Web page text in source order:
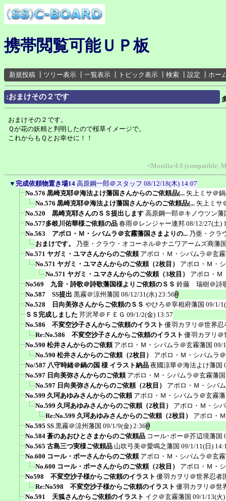
携帯閲覧可能ＵＰ板
新規投稿 ツリー表示 一覧表示 トピック表示 検索 設定 ホー
:おまけその２です
おまけその２です。
Ｑが花の妖精と判明したので桜草イメージで。
これからもＱとお幸せに！！
<Mozilla/4.0 (compatible;
▼ 完成依頼物置き場14 高原鋼一郎＠スタッフ 08/12/18(木) 14:07
No.576 黒崎克耶＠海法よけ藩国さんからのご依頼品(... 矢上ミサ＠
No.576 黒崎克耶＠海法よけ藩国さんからのご依頼品(... 矢上ミサ
No.520 黒崎克耶さんのＳＳ提出します 高原鋼一郎＠キノウツン藩
No.577多岐川佑華様ご依頼の品 春雨＠レンジャー連邦 08/12/27(土)
No.563 アポロ・Ｍ・シバムラ＠玄霧藩国さまよりの... 乃亜・クラ
おまけです。
乃亜・クラウ・オコーネル＠ナニワアームズ商藩
No.571 ヤガミ・ユマさんからのご依頼 アポロ・Ｍ・シバムラ＠玄
No.571 ヤガミ・ユマさんからのご依頼（2枚目）
アポロ・Ｍ・
No.571 ヤガミ・ユマさんからのご依頼（3枚目）
アポロ・Ｍ
No569 九音・詩歌＠詩歌藩国様よりご依頼のＳＳ 鈴藤 瑞樹＠詩
No.587 SS提出 黒霧＠涼州藩国 08/12/31(水) 23:56
No.528 日向美弥さんからご依頼のＳＳ やひろ＠宰相府藩国 09/1/
ＳＳ完成しました 芹沢琴＠ＦＥＧ 09/1/2(金) 13:57
No.586 不変空沙子さんからご依頼のイラスト 優羽カヲリ＠世界忍
Re:No.586 不変空沙子さんからご依頼のイラスト 優羽カヲリ＠
No.590 松井さんからのご依頼 アポロ・Ｍ・シバムラ＠玄霧藩国 09/
No.590 松井さんからのご依頼（2枚目）
アポロ・Ｍ・シバムラ
No/587 八守時緒＠鍋の国 様 イラスト納品 夜國涼華＠海法よけ藩国
No.597 日向美弥さんからのご依頼 アポロ・Ｍ・シバムラ＠玄霧藩国
No.597 日向美弥さんからのご依頼（2枚目）
アポロ・Ｍ・シバ
No.599 久珂あゆみさんからのご依頼 アポロ・Ｍ・シバムラ＠玄霧
No.599 久珂あゆみさんからのご依頼（2枚目）
アポロ・Ｍ・シ
Re:No.599 久珂あゆみさんからのご依頼（2枚目）
アポロ・
No.595 SS 黒霧＠涼州藩国 09/1/9(金) 2:36
No.584 蒼のあおひとさまからのご依頼品 コール･ポー＠芥辺境藩国
No.565 古島三つ実様ご依頼品 山吹弓美＠愛鳴之藩国 09/1/11(日)
No.600 コール・ポーさんからのご依頼 アポロ・Ｍ・シバムラ＠玄
No.600 コール・ポーさんからのご依頼（2枚目）
アポロ・Ｍ・
No598 不変空沙子様からご依頼のイラスト 優羽カヲリ＠世界忍者
Re:No598 不変空沙子様からご依頼のイラスト 優羽カヲリ＠世
No.591 天狐さんからご依頼のイラスト イク＠玄霧藩国 09/1/13(火